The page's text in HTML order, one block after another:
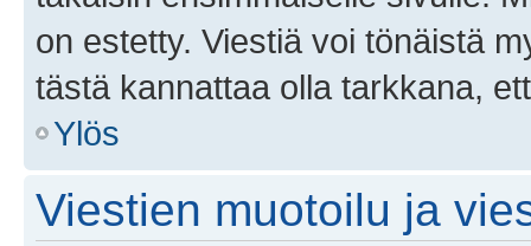
on estetty. Viestiä voi tönäistä
tästä kannattaa olla tarkkana,
Ylös
Viestien muotoilu ja